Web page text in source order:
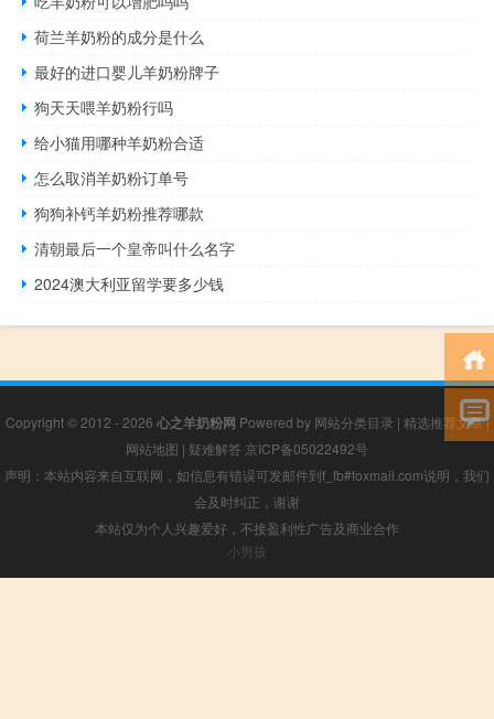
荷兰羊奶粉的成分是什么
最好的进口婴儿羊奶粉牌子
狗天天喂羊奶粉行吗
给小猫用哪种羊奶粉合适
怎么取消羊奶粉订单号
狗狗补钙羊奶粉推荐哪款
清朝最后一个皇帝叫什么名字
2024澳大利亚留学要多少钱
Copyright © 2012 - 2026 心之羊奶粉网 Powered by 网站分类目录 | 精选推荐文章|
网站地图 | 疑难解答 京ICP备05022492号
声明：本站内容来自互联网，如信息有错误可发邮件到f_fb#foxmail.com说明，我们
会及时纠正，谢谢
本站仅为个人兴趣爱好，不接盈利性广告及商业合作
小男孩